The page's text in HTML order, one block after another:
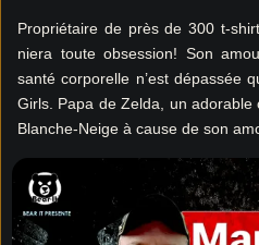
Propriétaire de près de 300 t-
niera toute obsession! Son
santé corporelle n’est dépassée
Girls. Papa de Zelda, un
Blanche-Neige à cause de son